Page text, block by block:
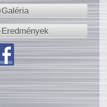
Galéria
Eredmények